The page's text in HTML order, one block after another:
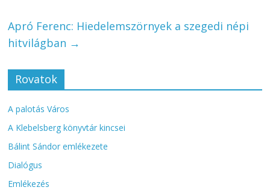
Apró Ferenc: Hiedelemszörnyek a szegedi népi
hitvilágban →
Rovatok
A palotás Város
A Klebelsberg könyvtár kincsei
Bálint Sándor emlékezete
Dialógus
Emlékezés